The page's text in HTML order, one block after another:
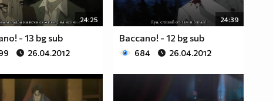
24:25
- 13 bg sub
26.04.2012
24:39
Baccano! - 12 bg sub
684 26.04.2012